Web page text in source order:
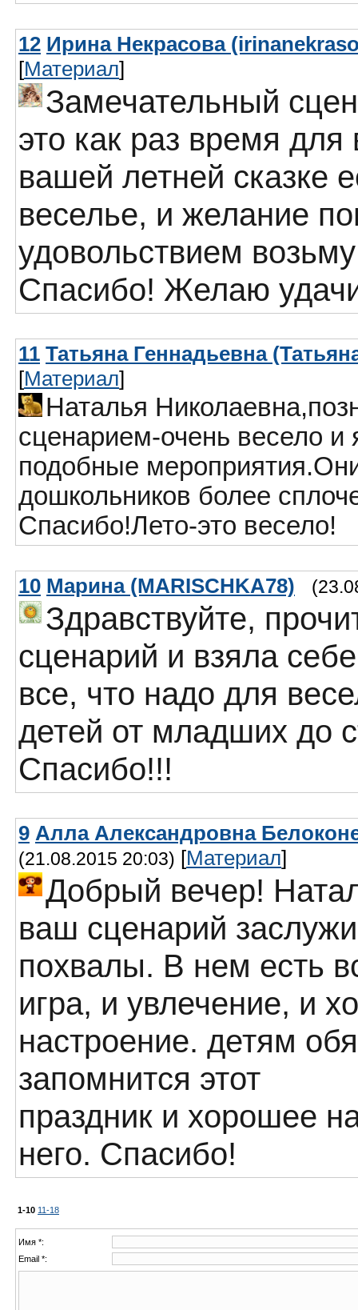
12 Ирина Некрасова
[Материал]
Замечательный
это как раз время для
вашей летней сказке
веселье, и желание
удовольствием
Спасибо! Желаю
11 Татьяна Геннадьевна
[Материал]
Наталья
сценарием-очень весело и
подобные
дошкольников более
Спасибо!Лето-это весело!
10 Марина (MARISCHKA78)
Здравствуйте,
сценарий и взяла
все, что надо для
детей от младших до
Спасибо!!!
9 Алла Александровна
(21.08.2015 20:03) [Материал]
Добрый вечер!
ваш сценарий
похвалы. В нем есть
игра, и увлечение, и
настроение. детям
запомнится этот
праздник и хорошее
него. Спасибо!
1-10 11-18
Имя *:
Email *: